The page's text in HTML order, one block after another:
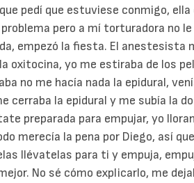
pedí que estuviese conmigo,
pero a mí torturadora no
empezó la fiesta. El anestesista
oxitocina, yo me estiraba de los
no me hacía nada la epidural,
cerraba la epidural y me subía la
preparada para empujar, yo
merecía la pena por Diego, así
llévatelas para ti y empuja,
No sé cómo explicarlo, me